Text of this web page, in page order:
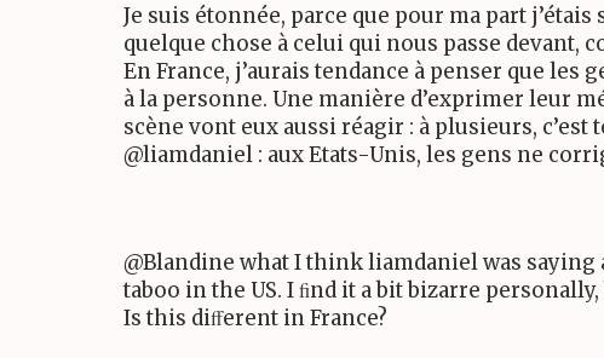
Je suis étonnée, parce que pour ma part
quelque chose à celui qui nous passe devant,
En France, j’aurais tendance à penser que
à la personne. Une manière d’exprimer leur
scène vont eux aussi réagir : à plusieurs,
@liamdaniel : aux Etats-Unis, les gens ne
@Blandine what I think liamdaniel was
taboo in the US. I ﬁnd it a bit bizarre
Is this diﬀerent in France?